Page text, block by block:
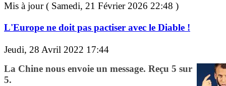
Mis à jour ( Samedi, 21 Février 2026 22:48 )
L'Europe ne doit pas pactiser avec le Diable !
Jeudi, 28 Avril 2022 17:44
La Chine nous envoie un message. Reçu 5 sur
5.